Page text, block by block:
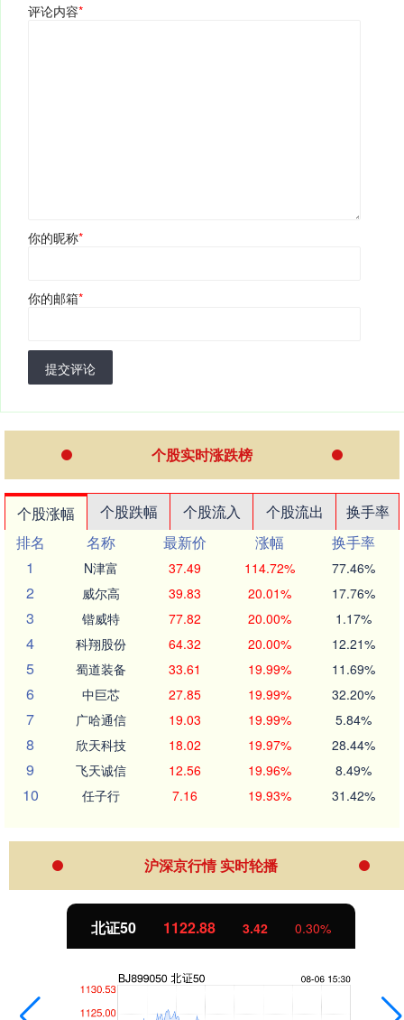
评论内容*
你的昵称*
你的邮箱*
提交评论
个股实时涨跌榜
个股涨幅 个股跌幅 个股流入 个股流出
换手率
排名
名称 最新价 涨幅
换手率
1
N津富 37.49 114.72% 77.46%
2 威尔高 39.83 20.01% 17.76%
3 锴威特 77.82 20.00% 1.17%
4 科翔股份 64.32 20.00% 12.21%
5 蜀道装备 33.61 19.99% 11.69%
6 中巨芯 27.85 19.99% 32.20%
7 广哈通信 19.03 19.99% 5.84%
8 欣天科技 18.02 19.97% 28.44%
9 飞天诚信 12.56 19.96% 8.49%
10 任子行 7.16 19.93% 31.42%
沪深京行情 实时轮播
北证50 1122.88 3.42 0.30%